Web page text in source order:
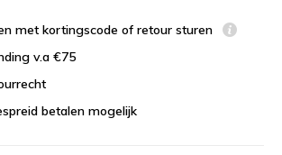
met kortingscode of retour sturen
v.a €75
betalen mogelijk